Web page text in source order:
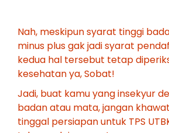
Nah, meskipun syarat tinggi
minus plus gak jadi syarat
kedua hal tersebut tetap
kesehatan ya, Sobat!
Jadi, buat kamu yang insekyur
badan atau mata, jangan
tinggal persiapan untuk TPS